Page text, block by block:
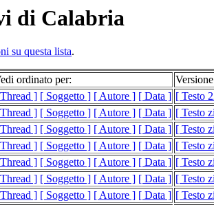
di Calabria
su questa lista.
ordinato per:
] [ Soggetto ] [ Autore ] [ Data ] [ Testo
] [ Soggetto ] [ Autore ] [ Data ] [ Testo
] [ Soggetto ] [ Autore ] [ Data ] [ Testo
] [ Soggetto ] [ Autore ] [ Data ] [ Testo
] [ Soggetto ] [ Autore ] [ Data ] [ Testo
] [ Soggetto ] [ Autore ] [ Data ] [ Testo
] [ Soggetto ] [ Autore ] [ Data ] [ Testo